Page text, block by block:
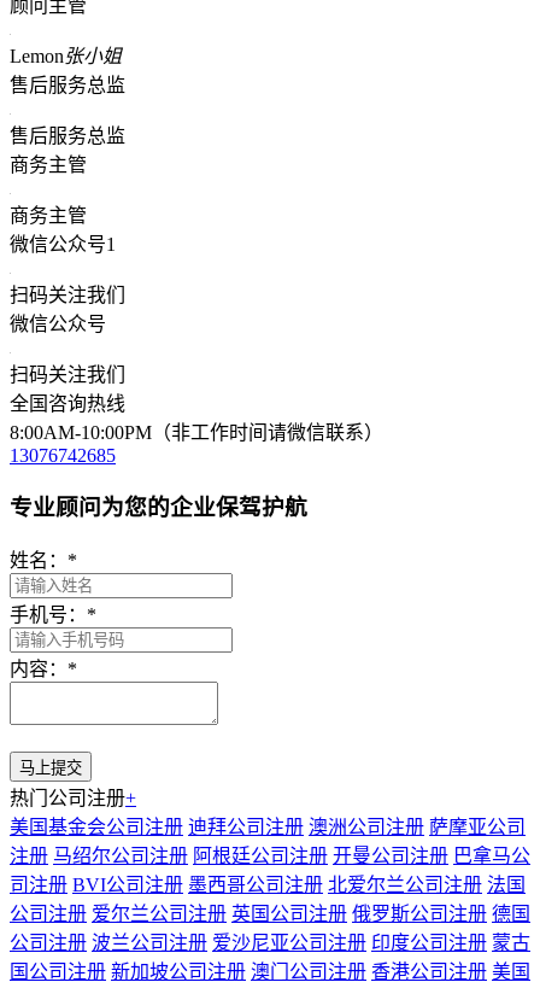
顾问主管
Lemon张小姐
售后服务总监
售后服务总监
商务主管
商务主管
微信公众号1
扫码关注我们
微信公众号
扫码关注我们
全国咨询热线
8:00AM-10:00PM（非工作时间请微信联系）
13076742685
专业顾问为您的企业保驾护航
姓名： *
手机号： *
内容： *
热门公司注册+
美国基金会公司注册 迪拜公司注册 澳洲公司注册 萨摩亚公司
注册 马绍尔公司注册 阿根廷公司注册 开曼公司注册 巴拿马公
司注册 BVI公司注册 墨西哥公司注册 北爱尔兰公司注册 法国
公司注册 爱尔兰公司注册 英国公司注册 俄罗斯公司注册 德国
公司注册 波兰公司注册 爱沙尼亚公司注册 印度公司注册 蒙古
国公司注册 新加坡公司注册 澳门公司注册 香港公司注册 美国